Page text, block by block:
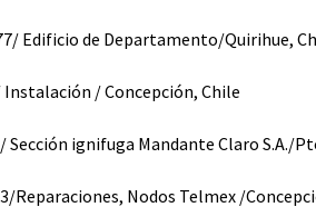
de Departamento/Quirihue,
/ Concepción, Chile
ignifuga Mandante Claro S.A./
Nodos Telmex /